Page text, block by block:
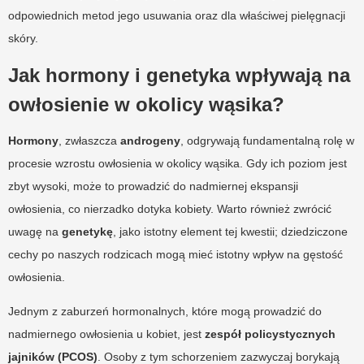
odpowiednich metod jego usuwania oraz dla właściwej pielęgnacji
skóry.
Jak hormony i genetyka wpływają na
owłosienie w okolicy wąsika?
Hormony , zwłaszcza androgeny , odgrywają fundamentalną rolę w
procesie wzrostu owłosienia w okolicy wąsika. Gdy ich poziom jest
zbyt wysoki, może to prowadzić do nadmiernej ekspansji
owłosienia, co nierzadko dotyka kobiety. Warto również zwrócić
uwagę na genetykę , jako istotny element tej kwestii; dziedziczone
cechy po naszych rodzicach mogą mieć istotny wpływ na gęstość
owłosienia.
Jednym z zaburzeń hormonalnych, które mogą prowadzić do
nadmiernego owłosienia u kobiet, jest zespół policystycznych
jajników (PCOS) . Osoby z tym schorzeniem zazwyczaj borykają